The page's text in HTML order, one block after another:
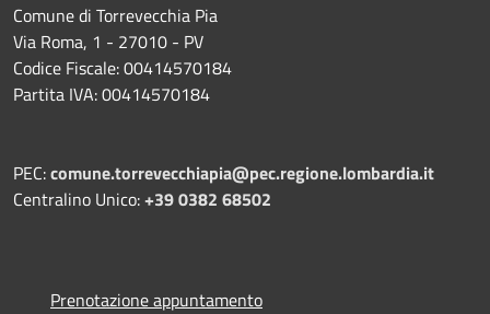
Comune di Torrevecchia Pia
Via Roma, 1 - 27010 - PV
Codice Fiscale: 00414570184
Partita IVA: 00414570184
PEC:comune.torrevecchiapia@pec.regione.lombardia.it
Centralino Unico:+39 0382 68502
Prenotazione appuntamento